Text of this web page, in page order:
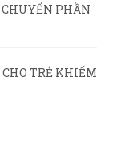
PHẦN
TRẺ KHIẾM